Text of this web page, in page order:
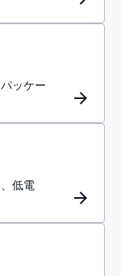
ッケー
低電